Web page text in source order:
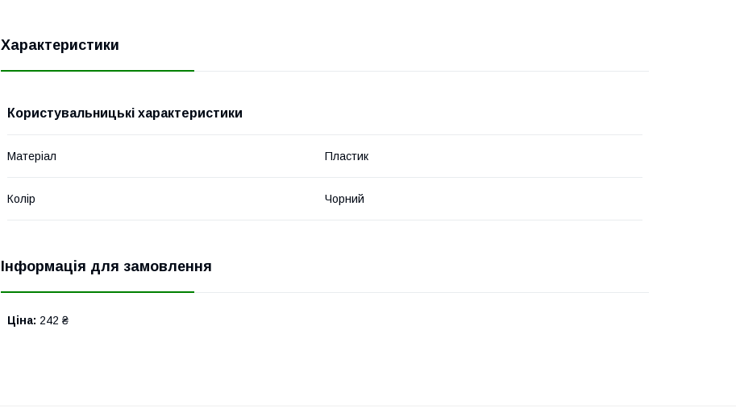
Характеристики
Користувальницькі характеристики
Матеріал Пластик
Колір Чорний
Інформація для замовлення
Ціна: 242 ₴